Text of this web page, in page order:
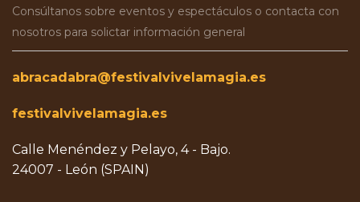
Consúltanos sobre eventos y espectáculos o contacta con
nosotros para solictar información general
abracadabra@festivalvivelamagia.es
festivalvivelamagia.es
Calle Menéndez y Pelayo, 4 - Bajo.
24007 - León (SPAIN)